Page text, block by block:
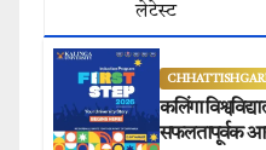
लेटेस्ट
कलिंगा
सफलतापूर्वक